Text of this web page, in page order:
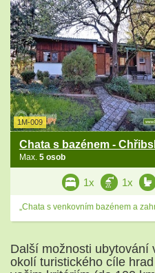
1M-009
Chata s bazénem -
Max. 5 osob
1x 1x
„Chata s venkovním bazénem a
Další možnosti ubytování
okolí turistického cíle